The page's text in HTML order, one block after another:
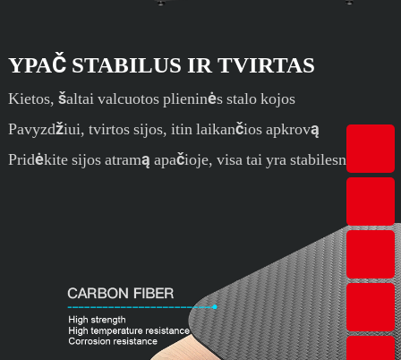
YPAČ STABILUS IR TVIRTAS
Kietos, šaltai valcuotos plieninės stalo kojos
Pavyzdžiui, tvirtos sijos, itin laikančios apkrovą
Pridėkite sijos atramą apačioje, visa tai yra stabilesnė